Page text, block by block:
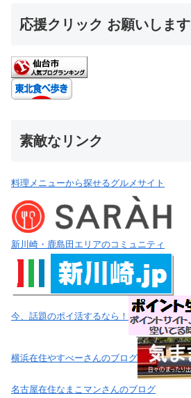
応援クリック お願いします
素敵なリンク
料理メニューから探せるグルメサイト
新川崎・鹿島田エリアのコミュニティ
今、話題のポイ活するなら！
横浜在住やすべーさんのブログ
名古屋在住なまこマンさんのブログ